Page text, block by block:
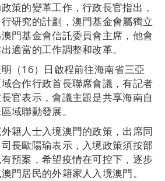
策的變革工作，行政長官指出，
研究的計劃，澳門基金會屬獨立
門基金會信託委員會主席，他會
適當的工作調整和改革。
（16）日啟程前往海南省三亞
合作行政首長聯席會議，有記者
官表示，會議主題是共享海南自
域聯動發展。
籍人士入境澳門的政策，出席同
長歐陽瑜表示，入境政策須按部
預案，希望疫情在可控下，逐步
門居民的外籍家人入境澳門。